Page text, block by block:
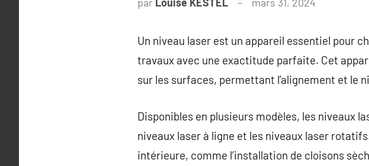
Un niveau laser est un appareil essentiel pour
travaux avec une exactitude parfaite. Cet
sur les surfaces, permettant l’alignement et le
Disponibles en plusieurs modèles, les niveaux
niveaux laser à ligne et les niveaux laser
intérieure, comme l’installation de cloisons